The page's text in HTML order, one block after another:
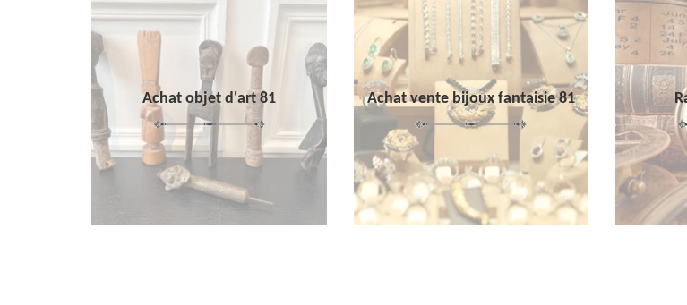
Achat objet d'art 81 Achat vente bijoux fantaisie 81